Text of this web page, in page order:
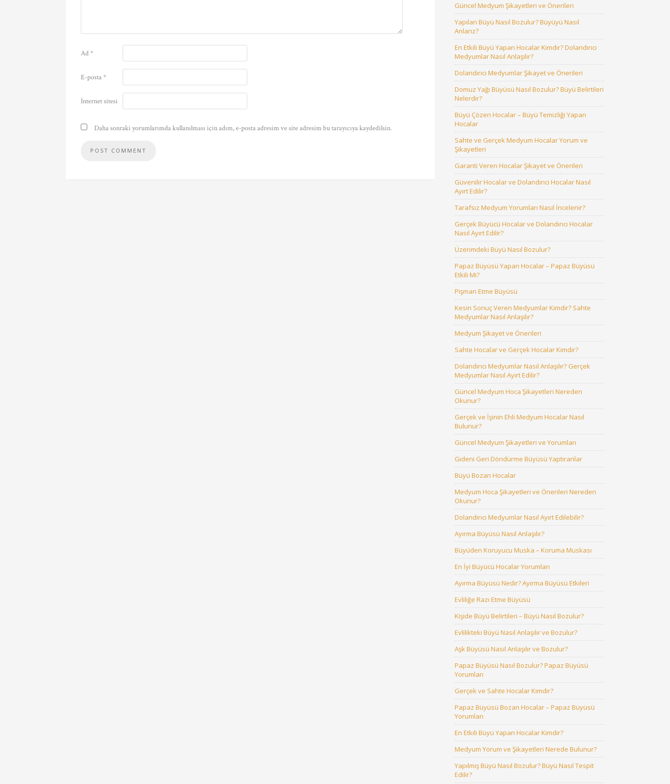
Ad*
E-posta*
İnternet sitesi
Daha sonraki yorumlarımda kullanılması için adım, e-posta adresim ve site adresim bu tarayıcıya kaydedilsin.
Güncel Medyum Şikayetleri ve Önerileri
Yapılan Büyü Nasıl Bozulur? Büyüyü Nasıl
Anlarız?
En Etkili Büyü Yapan Hocalar Kimdir? Dolandırıcı
Medyumlar Nasıl Anlaşılır?
Dolandırıcı Medyumlar Şikayet ve Önerileri
Domuz Yağı Büyüsü Nasıl Bozulur? Büyü Belirtileri
Nelerdir?
Büyü Çözen Hocalar – Büyü Temizliği Yapan
Hocalar
Sahte ve Gerçek Medyum Hocalar Yorum ve
Şikayetleri
Garanti Veren Hocalar Şikayet ve Önerileri
Güvenilir Hocalar ve Dolandırıcı Hocalar Nasıl
Ayırt Edilir?
Tarafsız Medyum Yorumları Nasıl İncelenir?
Gerçek Büyücü Hocalar ve Dolandırıcı Hocalar
Nasıl Ayırt Edilir?
Üzerimdeki Büyü Nasıl Bozulur?
Papaz Büyüsü Yapan Hocalar – Papaz Büyüsü
Etkili Mi?
Pişman Etme Büyüsü
Kesin Sonuç Veren Medyumlar Kimdir? Sahte
Medyumlar Nasıl Anlaşılır?
Medyum Şikayet ve Önerileri
Sahte Hocalar ve Gerçek Hocalar Kimdir?
Dolandırıcı Medyumlar Nasıl Anlaşılır? Gerçek
Medyumlar Nasıl Ayırt Edilir?
Güncel Medyum Hoca Şikayetleri Nereden
Okunur?
Gerçek ve İşinin Ehli Medyum Hocalar Nasıl
Bulunur?
Güncel Medyum Şikayetleri ve Yorumları
Gideni Geri Döndürme Büyüsü Yaptıranlar
Büyü Bozan Hocalar
Medyum Hoca Şikayetleri ve Önerileri Nereden
Okunur?
Dolandırıcı Medyumlar Nasıl Ayırt Edilebilir?
Ayırma Büyüsü Nasıl Anlaşılır?
Büyüden Koruyucu Muska – Koruma Muskası
En İyi Büyücü Hocalar Yorumları
Ayırma Büyüsü Nedir? Ayırma Büyüsü Etkileri
Evliliğe Razı Etme Büyüsü
Kişide Büyü Belirtileri – Büyü Nasıl Bozulur?
Evlilikteki Büyü Nasıl Anlaşılır ve Bozulur?
Aşk Büyüsü Nasıl Anlaşılır ve Bozulur?
Papaz Büyüsü Nasıl Bozulur? Papaz Büyüsü
Yorumları
Gerçek ve Sahte Hocalar Kimdir?
Papaz Büyüsü Bozan Hocalar – Papaz Büyüsü
Yorumları
En Etkili Büyü Yapan Hocalar Kimdir?
Medyum Yorum ve Şikayetleri Nerede Bulunur?
Yapılmış Büyü Nasıl Bozulur? Büyü Nasıl Tespit
Edilir?